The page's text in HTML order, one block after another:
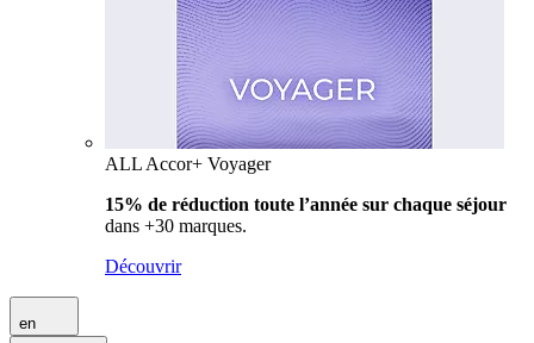
ALL Accor+ Voyager
15% de réduction toute l’année sur chaque séjour
dans +30 marques.
Découvrir
en